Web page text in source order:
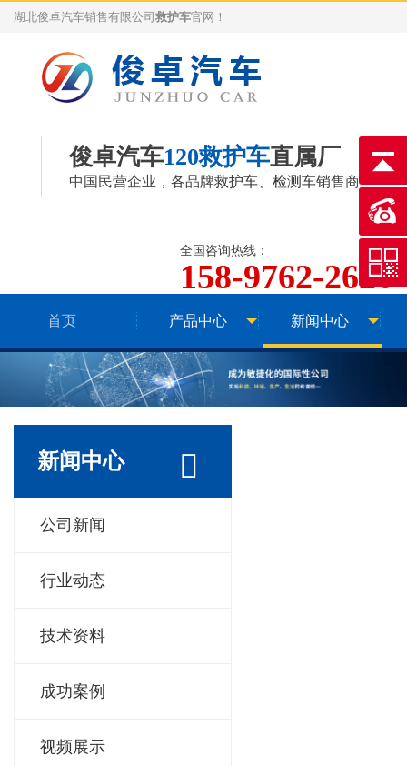
湖北俊卓汽车销售有限公司 救护车官网！
俊卓汽车120救护车直属厂
中国民营企业，各品牌救护车 检测车销售商
全国咨询热线：
158-9762-2626
首页 产品中心 新闻中心
新闻中心
公司新闻
行业动态
技术资料
成功案例
视频展示